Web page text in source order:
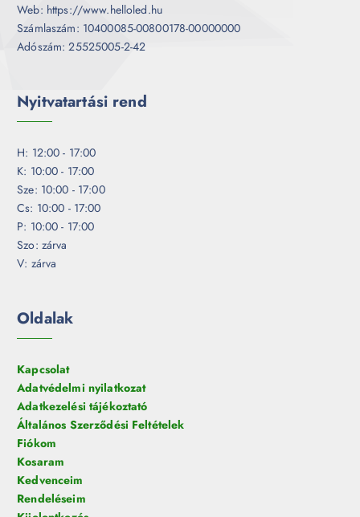
Web: https://www.helloled.hu
Számlaszám: 10400085-00800178-00000000
Adószám: 25525005-2-42
Nyitvatartási rend
H: 12:00 - 17:00
K: 10:00 - 17:00
Sze: 10:00 - 17:00
Cs: 10:00 - 17:00
P: 10:00 - 17:00
Szo: zárva
V: zárva
Oldalak
Kapcsolat
Adatvédelmi nyilatkozat
Adatkezelési tájékoztató
Általános Szerződési Feltételek
Fiókom
Kosaram
Kedvenceim
Rendeléseim